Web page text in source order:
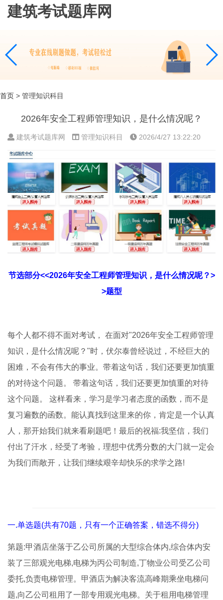
建筑考试题库网
首页 > 管理知识科目
2026年安全工程师管理知识，是什么情况呢？
建筑考试题库网 管理知识科目 2026/4/27 13:22:20
节选部分<<2026年安全工程师管理知识，是什么情况呢？>
>题型
每个人都不得不面对考试， 在面对"2026年安全工程师管理
知识，是什么情况呢？"时，伏尔泰曾经说过，不经巨大的
困难，不会有伟大的事业。带着这句话，我们还要更加慎重
的对待这个问题。 带着这句话，我们还要更加慎重的对待
这个问题。 这样看来，学习是学习者态度的函数，而不是
复习遍数的函数。能认真找到这里来的你，肯定是一个认真
人，那开始我们就来看刷题吧！最后的祝福:我坚信，我们
付出了汗水，经受了考验，理想中优秀分数的大门就一定会
为我们而敞开，让我们继续艰辛却快乐的求学之路!
一.单选题(共有70题，只有一个正确答案，错选不得分)
第题:甲酒店坐落于乙公司所属的大型综合体内,综合体内安
装了三部观光电梯,电梯为丙公司制造,丁物业公司受乙公司
委托,负责电梯管理。甲酒店为解决客流高峰期乘坐电梯问
题,向乙公司租用了一部专用观光电梯。关于租用电梯管理